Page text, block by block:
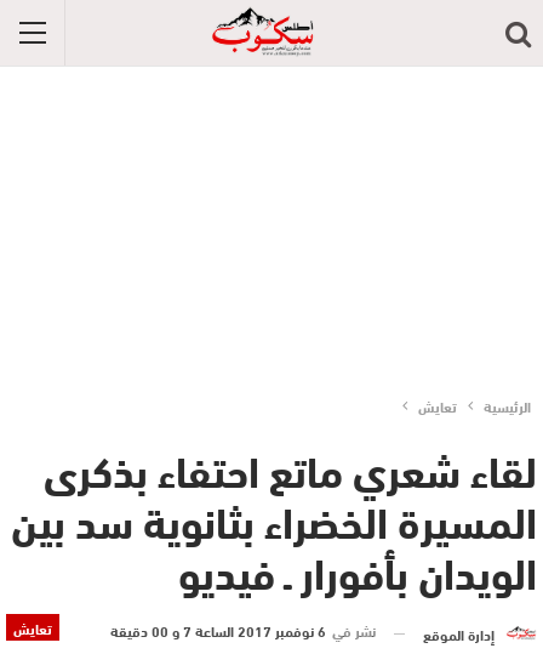
الرئيسية تعايش
لقاء شعري ماتع احتفاء بذكرى
المسيرة الخضراء بثانوية سد بين
الويدان بأفورار ـ فيديو
تعايش إدارة الموقع نشر في 6 نوفمبر 2017 الساعة 7 و 00 دقيقة